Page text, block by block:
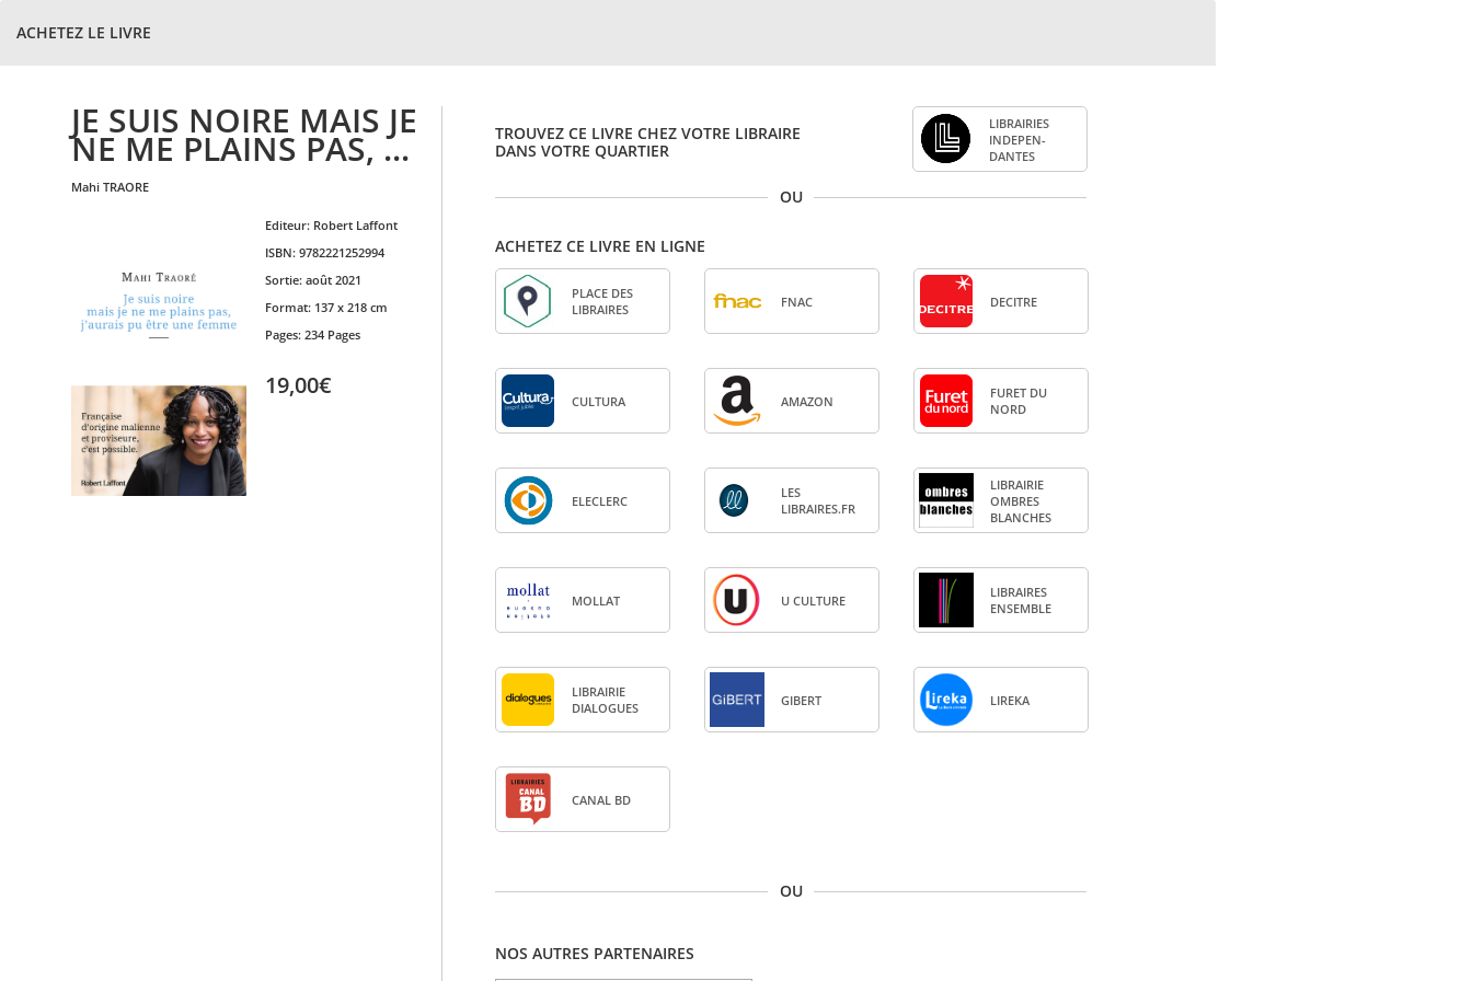
ACHETEZ LE LIVRE
JE SUIS NOIRE MAIS JE
NE ME PLAINS PAS, ...
mahi TRAORE
Editeur: Robert Laffont
ISBN: 9782221252994
Sortie: août 2021
Format: 137 x 218 cm
Pages: 234 Pages
19,00€
TROUVEZ CE LIVRE CHEZ VOTRE LIBRAIRE
DANS VOTRE QUARTIER
LIBRAI­RIES
INDE­PEN­
DANTES
OU
ACHETEZ CE LIVRE EN LIGNE
PLACE DES
LIBRAIRES
FNAC DECITRE
CULTURA AMA­ZON
FURET DU
NORD
ELE­CLERC
LES
LIBRAIRES.FR
LIBRAI­RIE
OMBRES
BLANCHES
MOL­LAT U CULTURE
LIBRAIRES
ENSEMBLE
LIBRAI­RIE
DIA­LOGUES
GIBERT LIREKA
CANAL BD
OU
NOS AUTRES PARTENAIRES